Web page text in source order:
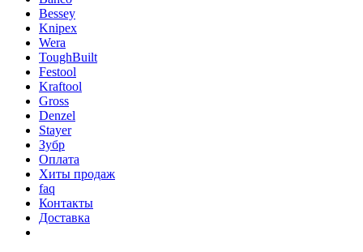
Bessey
Knipex
Wera
ToughBuilt
Festool
Kraftool
Gross
Denzel
Stayer
Зубр
Оплата
Хиты продаж
faq
Контакты
Доставка